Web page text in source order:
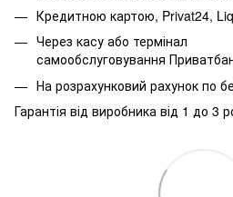
Кредитною картою, Privat24,
Через касу або термінал
самообслуговування
На розрахунковий рахунок по
Гарантія від виробника від 1 до 3